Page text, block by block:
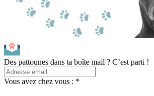
Des pattounes dans ta boîte mail ? C’est parti !
Vous avez chez vous : *